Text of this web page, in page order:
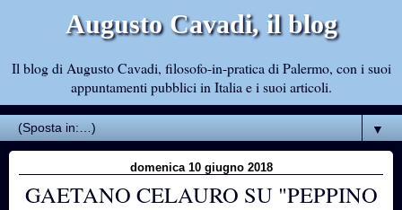
Augusto Cavadi, il blog
Il blog di Augusto Cavadi, filosofo-in-pratica di Palermo, con i suoi
appuntamenti pubblici in Italia e i suoi articoli.
▼
domenica 10 giugno 2018
GAETANO CELAURO SU "PEPPINO